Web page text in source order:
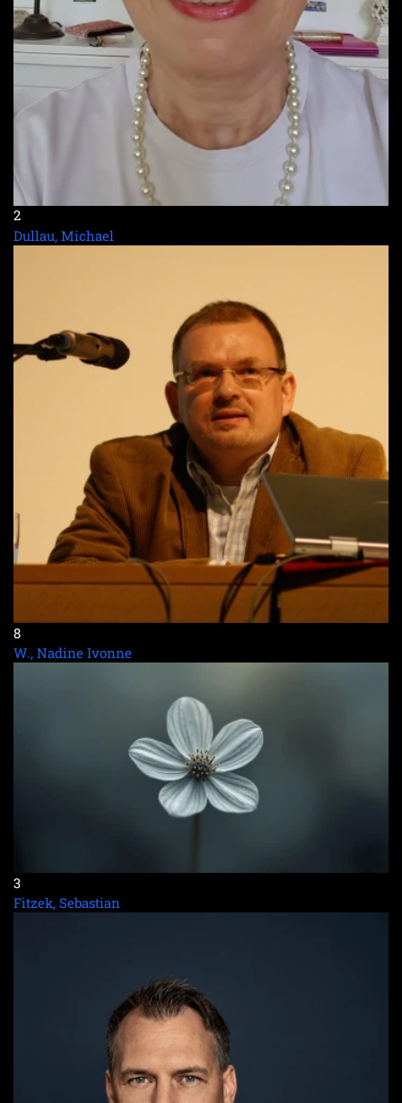
2
Dullau, Michael
8
W., Nadine Ivonne
3
Fitzek, Sebastian